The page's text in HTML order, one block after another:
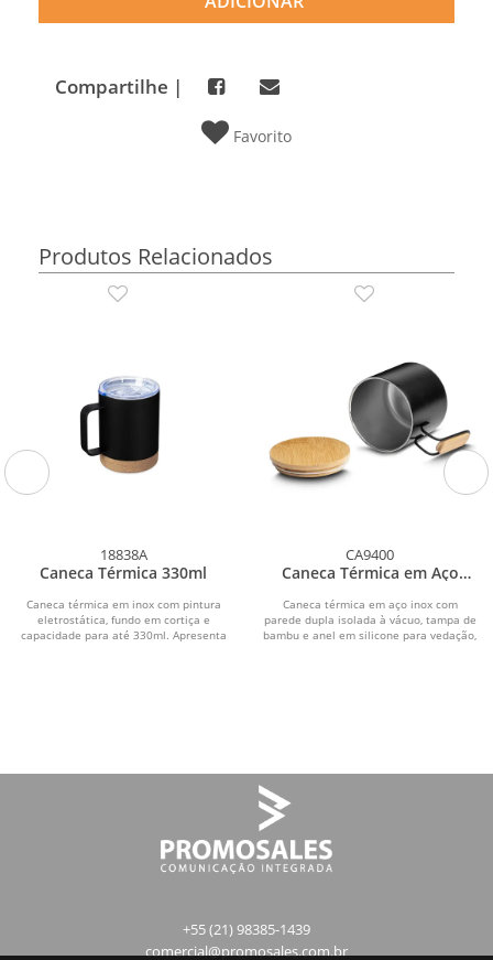
Compartilhe |
Favorito
Produtos Relacionados
18838A
Caneca Térmica 330ml
Caneca térmica em inox com pintura
eletrostática, fundo em cortiça e
capacidade para até 330ml. Apresenta
CA9400
Caneca Térmica em Aço
Caneca térmica em aço inox com
parede dupla isolada à vácuo, tampa de
bambu e anel em silicone para vedação,
+55 (21) 98385-1439
comercial@promosales.com.br